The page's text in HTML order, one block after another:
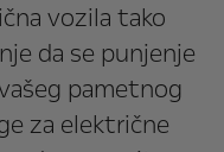
vozila tako
da se punjenje
pametnog
za električne